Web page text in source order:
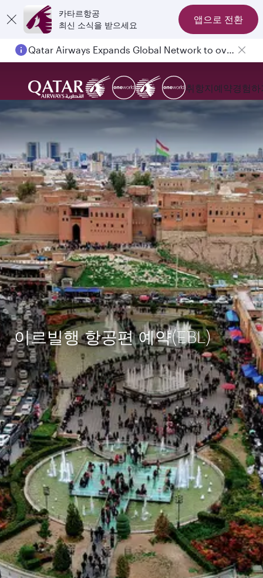
카타르항공
최신 소식을 받으세요
앱으로 전환
Qatar Airways Expands Global Network to over 160 Destinations
취항지예약경험하
이르빌행 항공편 예약(EBL)